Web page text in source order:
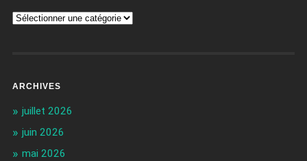
ARCHIVES
juillet 2026
juin 2026
mai 2026